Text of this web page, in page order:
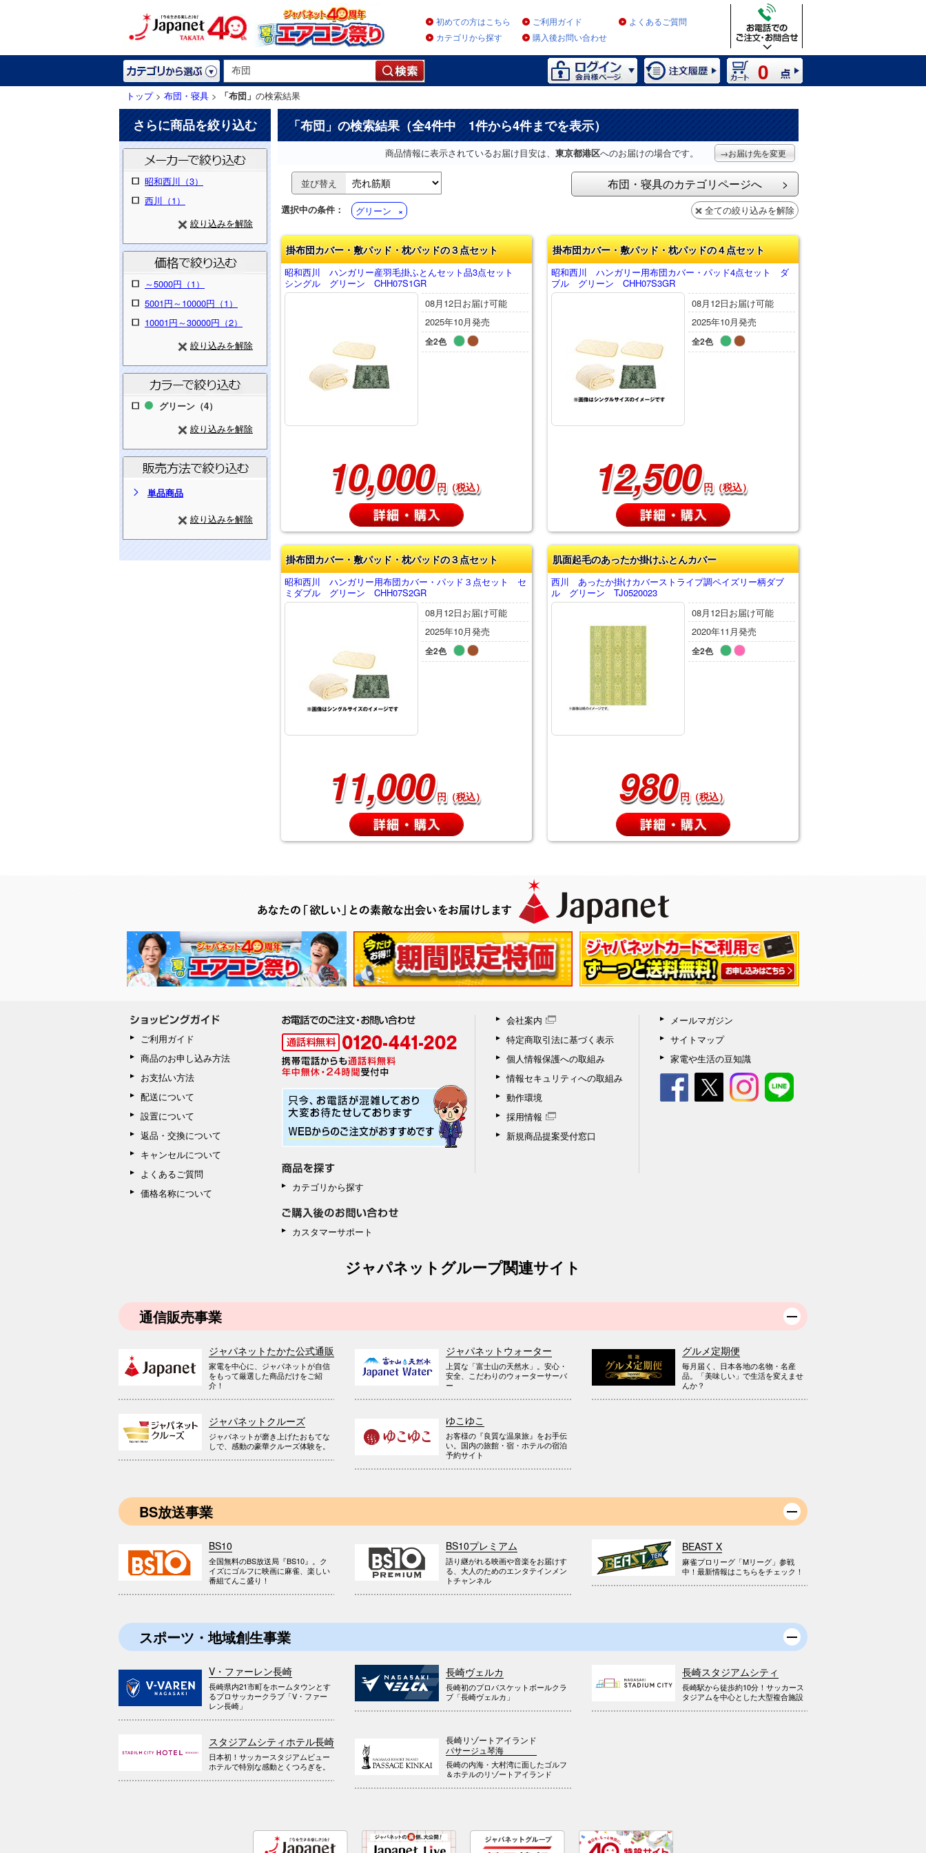
初めての方はこちら ご利用ガイド
よくあるご質問
カテゴリから探す
購入後お問い合わせ
0
トップ> 布団・寝具 > 「布団」 の検索結果
さらに商品を絞り込む
昭和西川（3）
西川（1）
絞り込みを解除
～5000円（1）
5001円～10000円（1）
10001円～30000円（2）
絞り込みを解除
グリーン（4）
絞り込みを解除
単品商品
絞り込みを解除
「布団 」の検索結果（全4件中 1件から4件までを表示）
商品情報に表示されているお届け目安は、 東京都港区へのお届けの場合です。 →お届け先を変更
並び替え 布団・寝具のカテゴリページへ
選択中の条件： グリーン 全ての絞り込みを解除
掛布団カバー・敷パッド・枕パッドの３点セット
昭和西川 ハンガリー産羽毛掛ふとんセット品3点セット
シングル グリーン CHH07S1GR
08月12日お届け可能
2025年10月発売
全2色
10,000 円（税込）
掛布団カバー・敷パッド・枕パッドの４点セット
昭和西川 ハンガリー用布団カバー・パッド4点セット ダ
ブル グリーン CHH07S3GR
08月12日お届け可能
2025年10月発売
全2色
12,500 円（税込）
掛布団カバー・敷パッド・枕パッドの３点セット
昭和西川 ハンガリー用布団カバー・パッド３点セット セ
ミダブル グリーン CHH07S2GR
08月12日お届け可能
2025年10月発売
全2色
11,000 円（税込）
肌面起毛のあったか掛けふとんカバー
西川 あったか掛けカバーストライプ調ペイズリー柄ダブ
ル グリーン TJ0520023
08月12日お届け可能
2020年11月発売
全2色
980 円（税込）
ご利用ガイド
商品のお申し込み方法
お支払い方法
配送について
設置について
返品・交換について
キャンセルについて
よくあるご質問
価格名称について
カテゴリから探す
カスタマーサポート
会社案内
特定商取引法に基づく表示
個人情報保護への取組み
情報セキュリティへの取組み
動作環境
採用情報
新規商品提案受付窓口
メールマガジン
サイトマップ
家電や生活の豆知識
ジャパネットグループ関連サイト
通信販売事業
ジャパネットたかた公式通販
家電を中心に、ジャパネットが自信
をもって厳選した商品だけをご紹
介！
ジャパネットウォーター
上質な「富士山の天然水」。安心・
安全、こだわりのウォーターサーバ
ー
グルメ定期便
毎月届く、日本各地の名物・名産
品。「美味しい」で生活を変えませ
んか？
ジャパネットクルーズ
ジャパネットが磨き上げたおもてな
しで、感動の豪華クルーズ体験を。
ゆこゆこ
お客様の『良質な温泉旅』をお手伝
い。国内の旅館・宿・ホテルの宿泊
予約サイト
BS放送事業
BS10
全国無料のBS放送局『BS10』。ク
イズにゴルフに映画に麻雀、楽しい
番組てんこ盛り！
BS10プレミアム
語り継がれる映画や音楽をお届けす
る、大人のためのエンタテインメン
トチャンネル
BEAST X
麻雀プロリーグ「Mリーグ」参戦
中！最新情報はこちらをチェック！
スポーツ・地域創生事業
V・ファーレン長崎
長崎県内21市町をホームタウンとす
るプロサッカークラブ「V・ファー
レン長崎」
長崎ヴェルカ
長崎初のプロバスケットボールクラ
ブ「長崎ヴェルカ」
長崎スタジアムシティ
長崎駅から徒歩約10分！サッカース
タジアムを中心とした大型複合施設
スタジアムシティホテル長崎
日本初！サッカースタジアムビュー
ホテルで特別な感動とくつろぎを。
長崎リゾートアイランド
パサージュ琴海
長崎の内海・大村湾に面したゴルフ
＆ホテルのリゾートアイランド